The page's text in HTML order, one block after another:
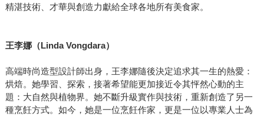
精湛技術、才華與創造力獻給全球各地所有美食家。
王李娜（Linda Vongdara）
高端時尚造型設計師出身，王李娜隨後決定追求其一生的熱愛：
烘焙。她學習、探索，接著希望能更加接近令其怦然心動的主
題：大自然與植物界。她不斷升級實作與技術，重新創造了另一
種烹飪方式。如今，她是一位烹飪作家，更是一位以專業人士為